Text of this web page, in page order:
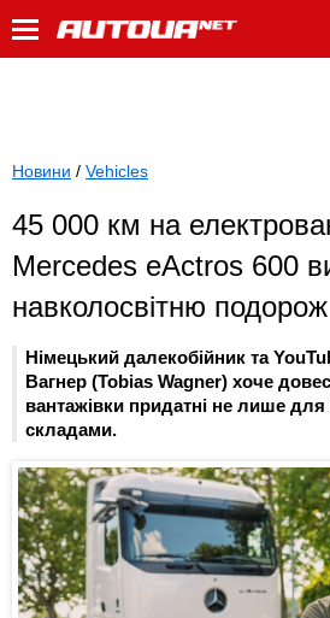
Новини / Vehicles
45 000 км на
Mercedes eActros 600
навколосвітню подорож
Німецький далекобійник та
Вагнер (Tobias Wagner) хоче
вантажівки придатні не лише для
складами.